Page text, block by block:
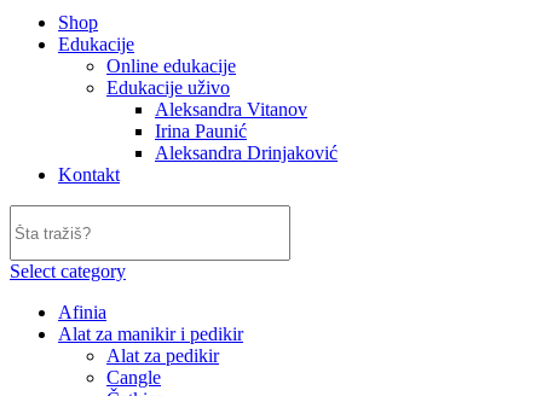
Shop
Edukacije
Online edukacije
Edukacije uživo
Aleksandra Vitanov
Irina Paunić
Aleksandra Drinjaković
Kontakt
Select category
Afinia
Alat za manikir i pedikir
Alat za pedikir
Cangle